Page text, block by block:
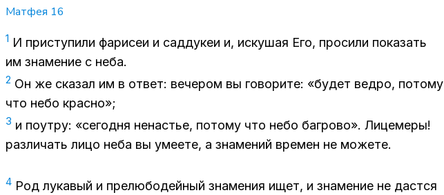
Матфея 16
1 И при­сту­пи­ли фа­ри­сеи и сад­ду­кеи и, ис­ку­шая Его, про­си­ли по­ка­зать
им зна­ме­ние с неба.
2 Он же ска­зал им в от­вет: ве­че­ром вы го­во­ри­те: «бу­дет вед­ро, по­то­му
что небо крас­но»;
3 и по­ут­ру: «се­год­ня нена­стье, по­то­му что небо баг­ро­во». Ли­це­ме­ры!
раз­ли­чать лицо неба вы уме­е­те, а зна­ме­ний вре­мен не мо­же­те.
4 Род лу­ка­вый и пре­лю­бо­дей­ный зна­ме­ния ищет, и зна­ме­ние не даст­ся